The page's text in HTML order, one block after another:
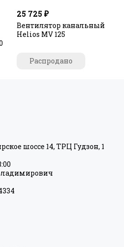
25 725 ₽
Вентилятор канальный
Helios MV 125
Распродано
шоссе 14, ТРЦ Гудзон, 1